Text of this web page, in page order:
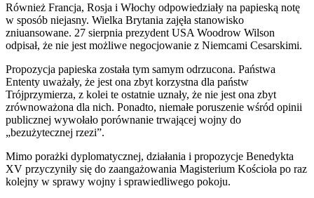
Również Francja, Rosja i Włochy odpowiedziały na papieską notę ​​
w sposób niejasny. Wielka Brytania zajęła stanowisko
zniuansowane. 27 sierpnia prezydent USA Woodrow Wilson
odpisał, że nie jest możliwe negocjowanie z Niemcami Cesarskimi.
Propozycja papieska została tym samym odrzucona. Państwa
Ententy uważały, że jest ona zbyt korzystna dla państw
Trójprzymierza, z kolei te ostatnie uznały, że nie jest ona zbyt
zrównoważona dla nich. Ponadto, niemałe poruszenie wśród opinii
publicznej wywołało porównanie trwającej wojny do
„bezużytecznej rzezi”.
Mimo porażki dyplomatycznej, działania i propozycje Benedykta
XV przyczyniły się do zaangażowania Magisterium Kościoła po raz
kolejny w sprawy wojny i sprawiedliwego pokoju.